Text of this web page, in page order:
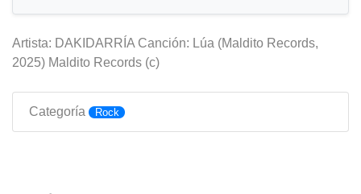
Artista: DAKIDARRÍA Canción: Lúa (Maldito Records,
2025) Maldito Records (c)
Categoría Rock